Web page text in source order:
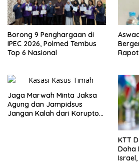
Borong 9 Penghargaan di
IPEC 2026, Polmed Tembus
Top 6 Nasional
Jaga Marwah Minta Jaksa
Agung dan Jampidsus
Jangan Kalah dari Koruptor
KTT
Doha